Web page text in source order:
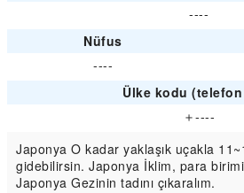
----
Nüfus
----
Ülke kodu
＋----
Japonya O kadar yaklaşık uçakla
gidebilirsin. Japonya İklim, para
Japonya Gezinin tadını çıkaralım.